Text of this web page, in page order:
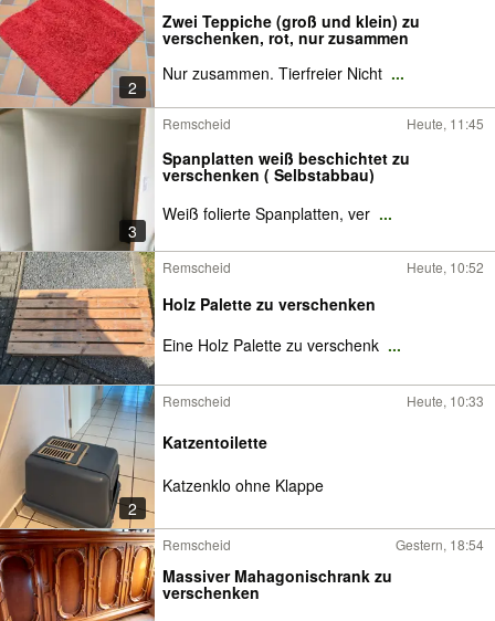
2
Zwei Teppiche (groß und klein) zu
verschenken, rot, nur zusammen
Nur zusammen. Tierfreier Nicht ...
3
Remscheid Heute, 11:45
Spanplatten weiß beschichtet zu
verschenken ( Selbstabbau)
Weiß folierte Spanplatten, ver ...
Remscheid Heute, 10:52
Holz Palette zu verschenken
Eine Holz Palette zu verschenk ...
2
Remscheid Heute, 10:33
Katzentoilette
Katzenklo ohne Klappe
Remscheid Gestern, 18:54
Massiver Mahagonischrank zu
verschenken